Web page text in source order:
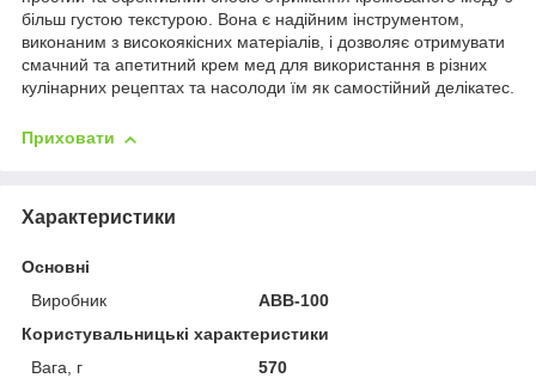
більш густою текстурою. Вона є надійним інструментом,
виконаним з високоякісних матеріалів, і дозволяє отримувати
смачний та апетитний крем мед для використання в різних
кулінарних рецептах та насолоди їм як самостійний делікатес.
Приховати
Характеристики
Основні
Виробник
АВВ-100
Користувальницькі характеристики
Вага, г
570